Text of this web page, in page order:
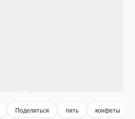
Поделиться пить конфеты